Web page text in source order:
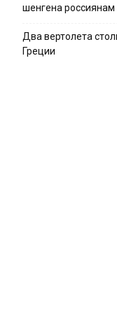
шенгена россиянам
Два вертолета
Греции